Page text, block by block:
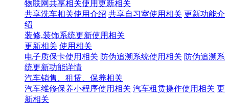
物联网共享相关使用更新相关
共享洗车相关使用介绍 共享自习室使用相关 更新功能介
绍
装修,装饰系统更新使用相关
更新相关 使用相关
电子质保卡使用相关 防伪追溯系统使用相关 防伪追溯系
统更新功能详情
汽车销售、租赁、保养相关
汽车维修保养小程序使用相关 汽车租赁操作使用相关 更
新相关